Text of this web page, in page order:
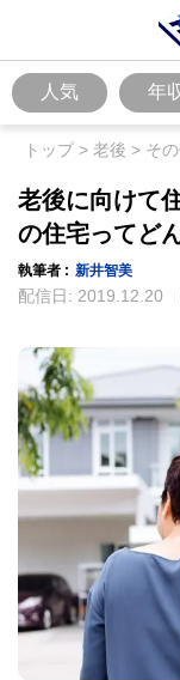
人気 年
トップ> 老後 > そ
老後に向けて
の住宅ってど
執筆者 : 新井智美
配信日: 2019.12.20